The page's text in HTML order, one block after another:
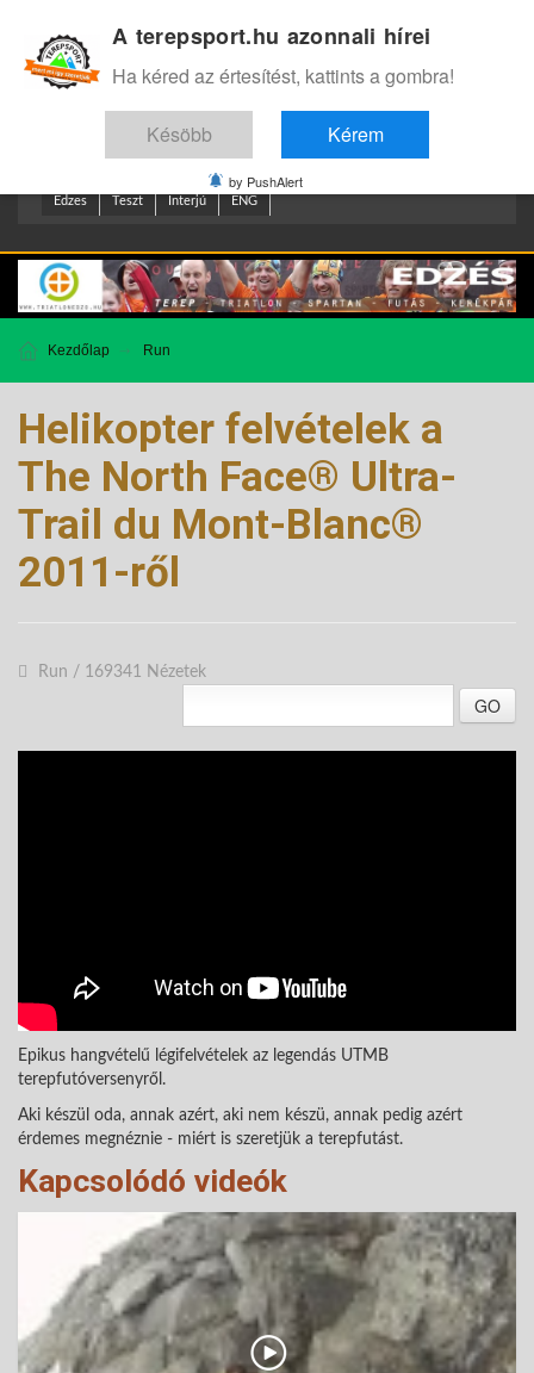
Edzes Teszt Interjú ENG
Kezdőlap Run
Helikopter felvételek a
The North Face® Ultra-
Trail du Mont-Blanc®
2011-ről
Run / 169341 Nézetek
GO
Epikus hangvételű légifelvételek az legendás UTMB
terepfutóversenyről.
Aki készül oda, annak azért, aki nem készü, annak pedig azért
érdemes megnéznie - miért is szeretjük a terepfutást.
Kapcsolódó videók
A terepsport.hu azonnali hírei
Ha kéred az értesítést, kattints a gombra!
Késöbb Kérem
by PushAlert